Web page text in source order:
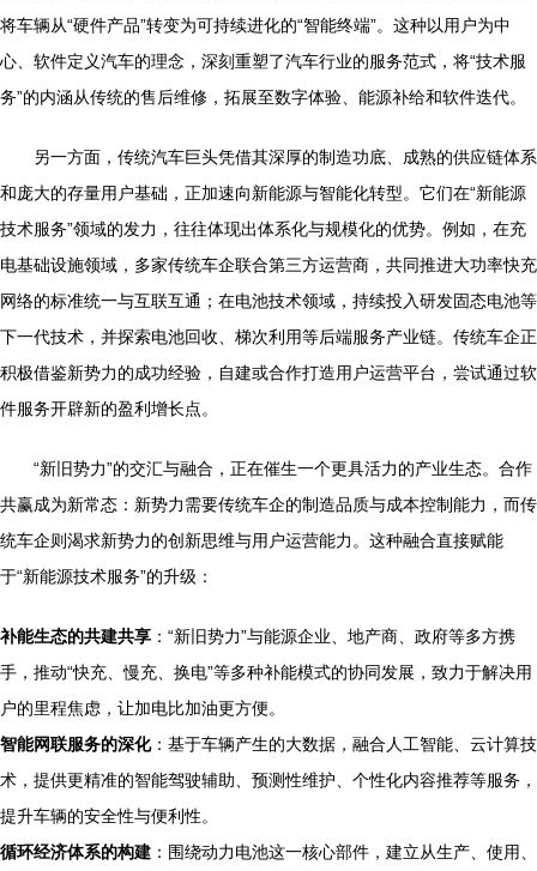
将车辆从“硬件产品”转变为可持续进化的“智能终端”。这种以用户为中
心、软件定义汽车的理念，深刻重塑了汽车行业的服务范式，将“技术服
务”的内涵从传统的售后维修，拓展至数字体验、能源补给和软件迭代。
另一方面，传统汽车巨头凭借其深厚的制造功底、成熟的供应链体系
和庞大的存量用户基础，正加速向新能源与智能化转型。它们在“新能源
技术服务”领域的发力，往往体现出体系化与规模化的优势。例如，在充
电基础设施领域，多家传统车企联合第三方运营商，共同推进大功率快充
网络的标准统一与互联互通；在电池技术领域，持续投入研发固态电池等
下一代技术，并探索电池回收、梯次利用等后端服务产业链。传统车企正
积极借鉴新势力的成功经验，自建或合作打造用户运营平台，尝试通过软
件服务开辟新的盈利增长点。
“新旧势力”的交汇与融合，正在催生一个更具活力的产业生态。合作
共赢成为新常态：新势力需要传统车企的制造品质与成本控制能力，而传
统车企则渴求新势力的创新思维与用户运营能力。这种融合直接赋能
于“新能源技术服务”的升级：
补能生态的共建共享 ：“新旧势力”与能源企业、地产商、政府等多方携
手，推动“快充、慢充、换电”等多种补能模式的协同发展，致力于解决用
户的里程焦虑，让加电比加油更方便。
智能网联服务的深化：基于车辆产生的大数据，融合人工智能、云计算技
术，提供更精准的智能驾驶辅助、预测性维护、个性化内容推荐等服务，
提升车辆的安全性与便利性。
循环经济体系的构建 ：围绕动力电池这一核心部件，建立从生产、使用、